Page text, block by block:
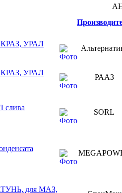
КРАЗ, УРАЛ
КРАЗ, УРАЛ
РААЗ
слива
SORL
для МАЗ,